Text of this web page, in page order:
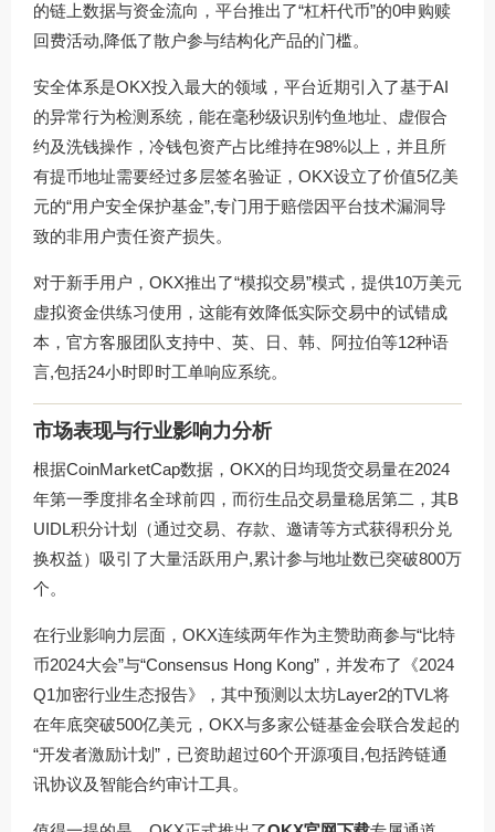
的链上数据与资金流向，平台推出了“杠杆代币”的0申购赎
回费活动,降低了散户参与结构化产品的门槛。
安全体系是OKX投入最大的领域，平台近期引入了基于AI
的异常行为检测系统，能在毫秒级识别钓鱼地址、虚假合
约及洗钱操作，冷钱包资产占比维持在98%以上，并且所
有提币地址需要经过多层签名验证，OKX设立了价值5亿美
元的“用户安全保护基金”,专门用于赔偿因平台技术漏洞导
致的非用户责任资产损失。
对于新手用户，OKX推出了“模拟交易”模式，提供10万美元
虚拟资金供练习使用，这能有效降低实际交易中的试错成
本，官方客服团队支持中、英、日、韩、阿拉伯等12种语
言,包括24小时即时工单响应系统。
市场表现与行业影响力分析
根据CoinMarketCap数据，OKX的日均现货交易量在2024
年第一季度排名全球前四，而衍生品交易量稳居第二，其B
UIDL积分计划（通过交易、存款、邀请等方式获得积分兑
换权益）吸引了大量活跃用户,累计参与地址数已突破800万
个。
在行业影响力层面，OKX连续两年作为主赞助商参与“比特
币2024大会”与“Consensus Hong Kong”，并发布了《2024
Q1加密行业生态报告》，其中预测以太坊Layer2的TVL将
在年底突破500亿美元，OKX与多家公链基金会联合发起的
“开发者激励计划”，已资助超过60个开源项目,包括跨链通
讯协议及智能合约审计工具。